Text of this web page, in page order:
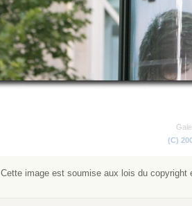
(C)
Cette image est soumise aux lois du copyright